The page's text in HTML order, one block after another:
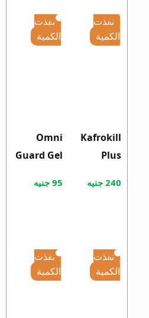
250ml
نفذت
الكمية
Kafrokill
Plus
240 جنيه
نفذت
الكمية
Omni
Guard Gel
Powerful
Gel 25g
95 جنيه
نفذت
الكمية
نفذت
الكمية